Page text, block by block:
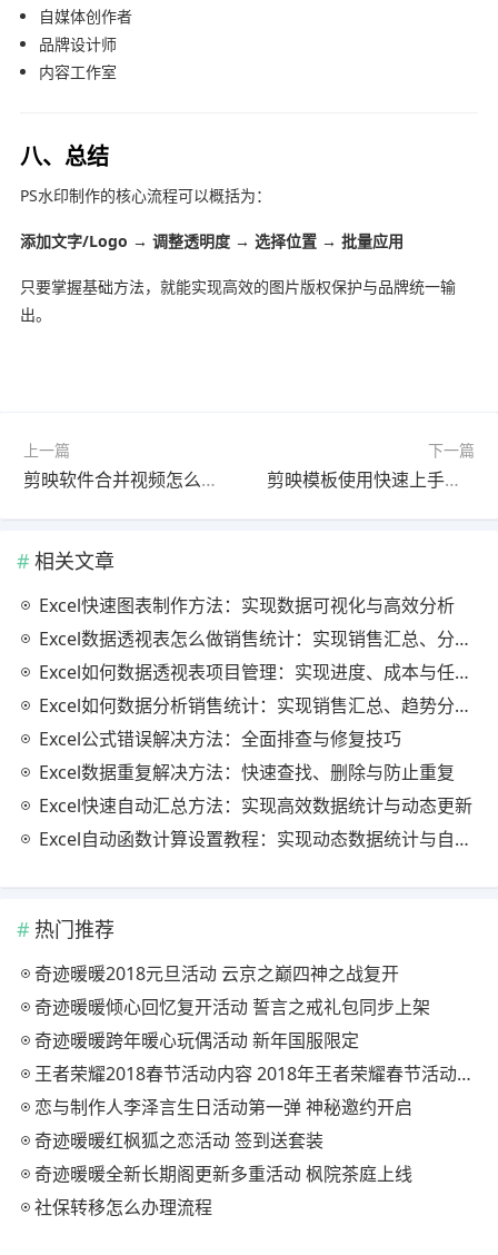
自媒体创作者
品牌设计师
内容工作室
八、总结
PS水印制作的核心流程可以概括为：
添加文字/Logo → 调整透明度 → 选择位置 → 批量应用
只要掌握基础方法，就能实现高效的图片版权保护与品牌统一输
出。
上一篇
剪映软件合并视频怎么做？官方最新版实战教程（避坑指南）
下一篇
剪映模板使用快速上手教程官方最新版一看就会
相关文章
Excel快速图表制作方法：实现数据可视化与高效分析
Excel数据透视表怎么做销售统计：实现销售汇总、分析与动态监控
Excel如何数据透视表项目管理：实现进度、成本与任务的高效分析
Excel如何数据分析销售统计：实现销售汇总、趋势分析与业绩优化
Excel公式错误解决方法：全面排查与修复技巧
Excel数据重复解决方法：快速查找、删除与防止重复
Excel快速自动汇总方法：实现高效数据统计与动态更新
Excel自动函数计算设置教程：实现动态数据统计与自动更新
热门推荐
奇迹暖暖2018元旦活动 云京之巅四神之战复开
奇迹暖暖倾心回忆复开活动 誓言之戒礼包同步上架
奇迹暖暖跨年暖心玩偶活动 新年国服限定
王者荣耀2018春节活动内容 2018年王者荣耀春节活动大全
恋与制作人李泽言生日活动第一弹 神秘邀约开启
奇迹暖暖红枫狐之恋活动 签到送套装
奇迹暖暖全新长期阁更新多重活动 枫院茶庭上线
社保转移怎么办理流程